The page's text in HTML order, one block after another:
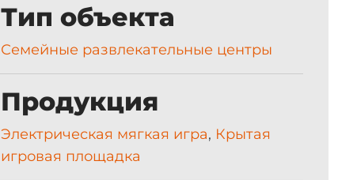
Тип объекта
Семейные развлекательные центры
Продукция
Электрическая мягкая игра, Крытая
игровая площадка